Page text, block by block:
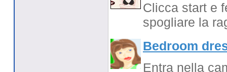
Clicca start e
spogliare la
Bedroom
Entra nella